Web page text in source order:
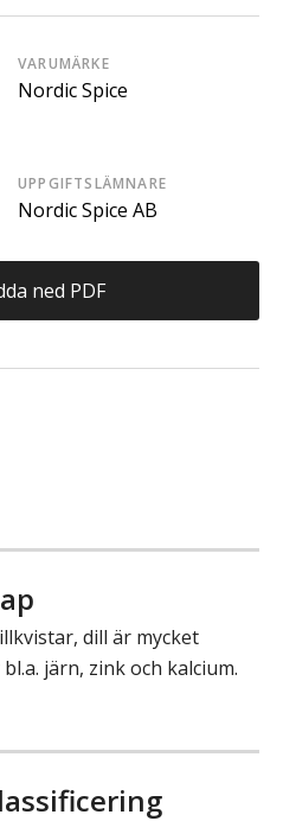
VARUMÄRKE
Nordic Spice
UPPGIFTSLÄMNARE
Nordic Spice AB
ned PDF
dill är mycket
järn, zink och kalcium.